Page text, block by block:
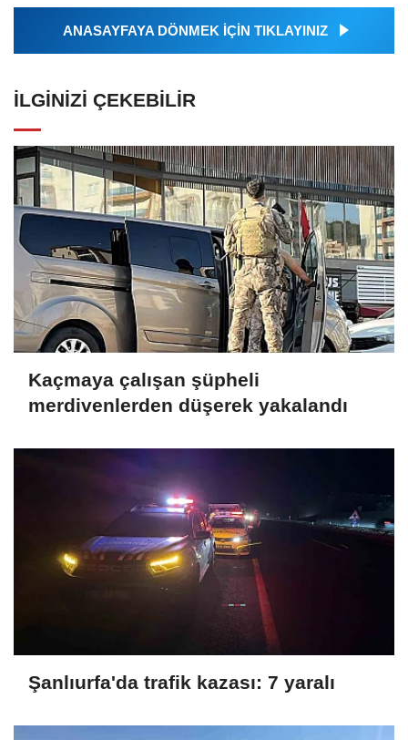
ANASAYFAYA DÖNMEK İÇİN TIKLAYINIZ
İLGINIZI ÇEKEBILIR
Kaçmaya çalışan şüpheli
merdivenlerden düşerek yakalandı
Şanlıurfa'da trafik kazası: 7 yaralı